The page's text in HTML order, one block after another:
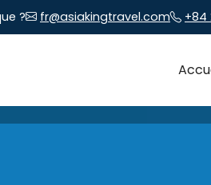
? fr@asiakingtravel.com +84